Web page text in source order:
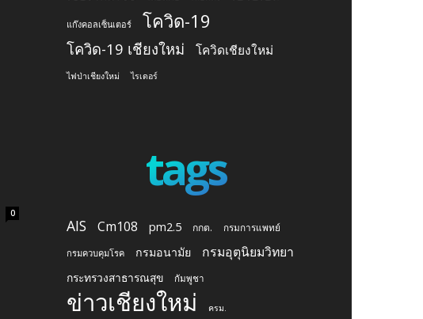
0
แก๊งคอลเซ็นเตอร์ โควิด-19
โควิด-19 เชียงใหม่ โควิดเชียงใหม่
ไฟป่าเชียงใหม่ ไรเดอร์
tags
AIS Cm108 pm2.5 กกต. กรมการแพทย์
กรมควบคุมโรค กรมอนามัย กรมอุตุนิยมวิทยา
กระทรวงสาธารณสุข กัมพูชา
ข่าวเชียงใหม่ ครม.